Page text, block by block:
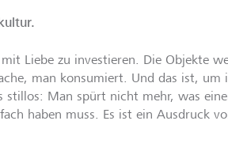
Liebe zu investieren. Die Objekte
man konsumiert. Und das ist, um
stillos: Man spürt nicht mehr, was
haben muss. Es ist ein Ausdruck